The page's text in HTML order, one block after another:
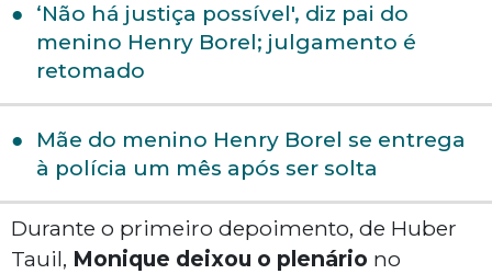
‘Não há justiça possível', diz pai do
menino Henry Borel; julgamento é
retomado
Mãe do menino Henry Borel se entrega
à polícia um mês após ser solta
Durante o primeiro depoimento, de Huber
Tauil, Monique deixou o plenário no